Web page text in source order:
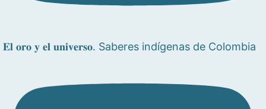
𝐄𝐥 𝐨𝐫𝐨 𝐲 𝐞𝐥 𝐮𝐧𝐢𝐯𝐞𝐫𝐬𝐨. Saberes indígenas de Colombia